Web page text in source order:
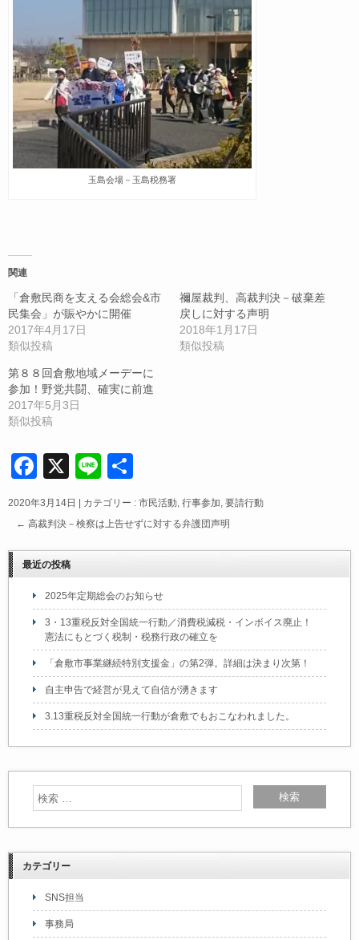
玉島会場－玉島税務署
関連
「倉敷民商を支える会総会&市
民集会」が賑やかに開催
2017年4月17日
類似投稿
禰屋裁判、高裁判決－破棄差
戻しに対する声明
2018年1月17日
類似投稿
第８８回倉敷地域メーデーに
参加！野党共闘、確実に前進
2017年5月3日
類似投稿
F
a
c
e
b
o
o
k
X
Li
n
e
有
2020年3月14日 カテゴリー : 市民活動, 行事参加, 要請行動
← 高裁判決－検察は上告せずに対する弁護団声明
最近の投稿
2025年定期総会のお知らせ
3・13重税反対全国統一行動／消費税減税・インボイス廃止！
憲法にもとづく税制・税務行政の確立を
「倉敷市事業継続特別支援金」の第2弾。詳細は決まり次第！
自主申告で経営が見えて自信が湧きます
3.13重税反対全国統一行動が倉敷でもおこなわれました。
カテゴリー
SNS担当
事務局